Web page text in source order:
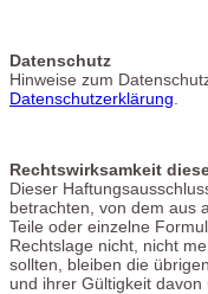
Datenschutz
Hinweise zum
Datenschutzerklärung
Rechtswirksamkeit
Dieser
betrachten, von dem aus
Teile oder einzelne
Rechtslage nicht, nicht
sollten, bleiben die
und ihrer Gültigkeit davon